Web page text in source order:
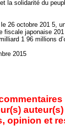
la solidarité du
26 octobre 201 5,
fiscale japonaise
1 96 millions
2015
opinion et